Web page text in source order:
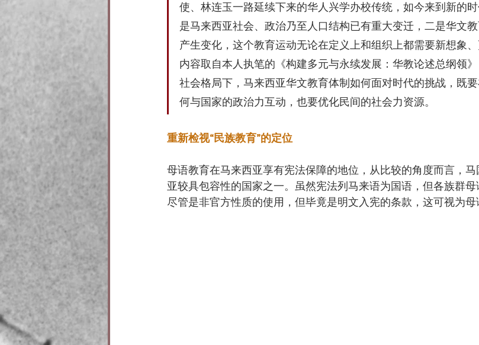
使、林连玉一路延续下来的华人兴学办校传统，如今来到新的
是马来西亚社会、政治乃至人口结构已有重大变迁，二是华文
产生变化，这个教育运动无论在定义上和组织上都需要新想象
内容取自本人执笔的《构建多元与永续发展：华教论述总纲领
社会格局下，马来西亚华文教育体制如何面对时代的挑战，既
何与国家的政治力互动，也要优化民间的社会力资源。
重新检视“民族教育”的定位
母语教育在马来西亚享有宪法保障的地位，从比较的角度而言，
亚较具包容性的国家之一。虽然宪法列马来语为国语，但各族群母
尽管是非官方性质的使用，但毕竟是明文入宪的条款，这可视为母